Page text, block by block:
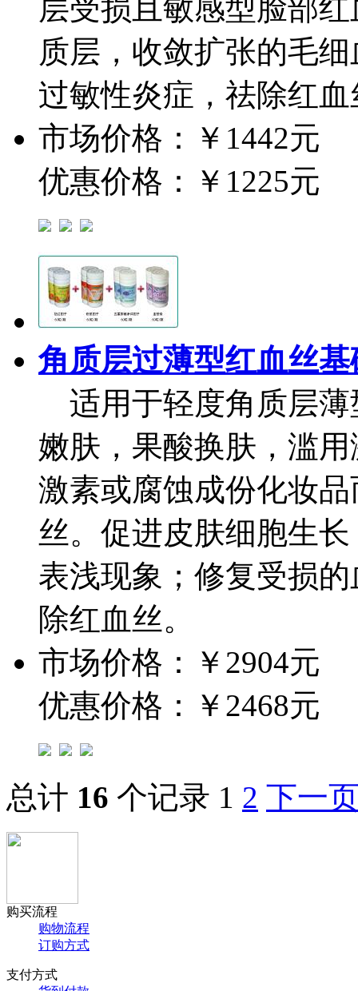
层受损且敏感型脸部
质层，收敛扩张的毛
过敏性炎症，祛除红血
市场价格：
￥1442元
优惠价格：
￥1225元
角质层过薄型红血丝
适用于轻度角质层薄
嫩肤，果酸换肤，滥
激素或腐蚀成份化妆
丝。促进皮肤细胞生
表浅现象；修复受损
除红血丝。
市场价格：
￥2904元
优惠价格：
￥2468元
总计 16 个记录 1 2 下一
购买流程
购物流程
订购方式
支付方式